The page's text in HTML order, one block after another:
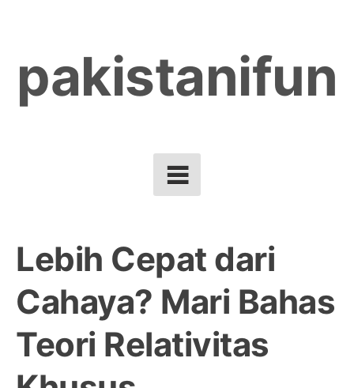
content
pakistanifun
Lebih Cepat dari
Cahaya? Mari Bahas
Teori Relativitas